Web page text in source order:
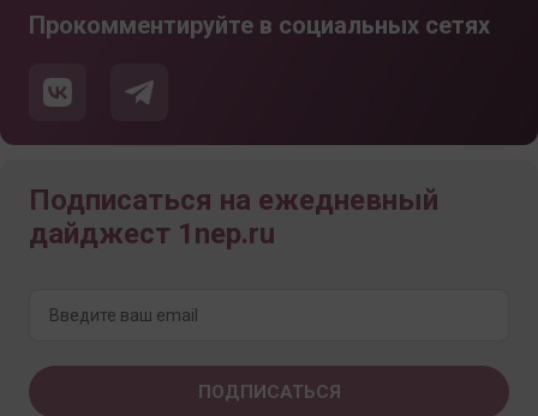
Прокомментируйте в социальных сетях
Подписаться на ежедневный
дайджест 1nep.ru